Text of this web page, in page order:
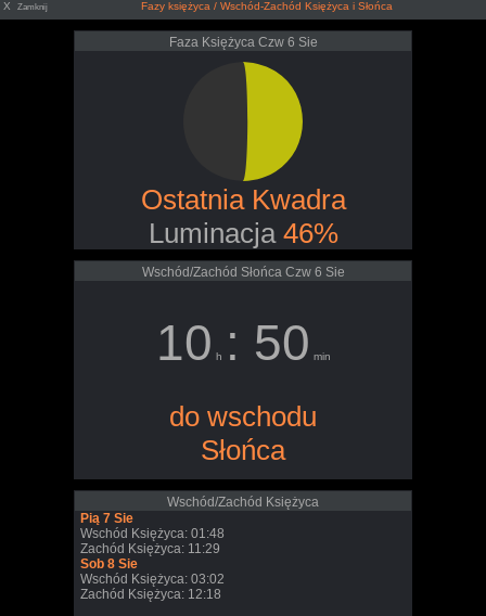
X Zamknij Fazy księżyca / Wschód-Zachód Księżyca i Słońca
Faza Księżyca Czw 6 Sie
Ostatnia Kwadra
Luminacja 46%
Wschód/Zachód Słońca Czw 6 Sie
10 h : 50 min
do wschodu
Słońca
Wschód/Zachód Księżyca
Pią 7 Sie
Wschód Księżyca: 01:48
Zachód Księżyca: 11:29
Sob 8 Sie
Wschód Księżyca: 03:02
Zachód Księżyca: 12:18